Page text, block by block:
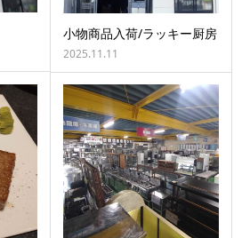
小物商品入荷/ラッキー厨房
2025.11.11